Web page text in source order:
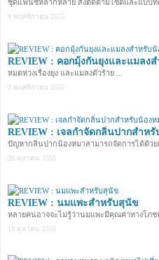
ชุดแฟนซีหลากหลาย สั่งตัดตามไซด์และแบบที่ต้
9 พฤศจิกายน 2555
REVIEW : คอกมุ้งกันยุงและแมลง
หมดห่วงเรื่องยุง และแมลงตัวร้าย ...
2 พฤศจิกายน 2555
REVIEW : เจลกำจัดกลิ่นปากสำหรั
ปัญหากลิ่นปากน้องหมาสามารถจัดการได้ด้วย
26 ตุลาคม 2555
REVIEW : นมแพะสำหรับสุนัข
หลายคนอาจจะไม่รู้ว่านมแพะมีคุณค่าทางโภ
19 ตุลาคม 2555